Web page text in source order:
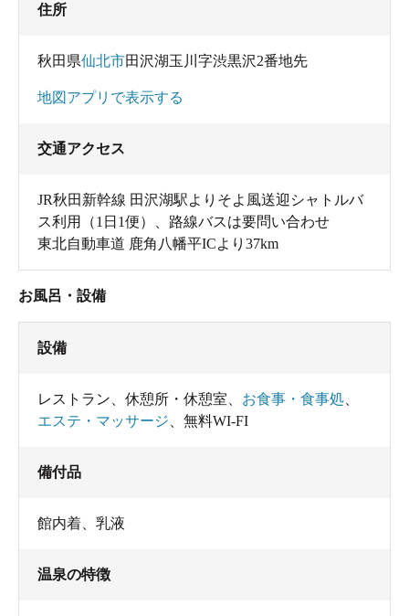
住所
秋田県仙北市田沢湖玉川字渋黒沢2番地先
地図アプリで表示する
交通アクセス
JR秋田新幹線 田沢湖駅よりそよ風送迎シャトルバ
ス利用（1日1便）、路線バスは要問い合わせ
東北自動車道 鹿角八幡平ICより37km
お風呂・設備
設備
レストラン 休憩所・休憩室 お食事・食事処
エステ・マッサージ
無料WI-FI
備付品
館内着 乳液
温泉の特徴